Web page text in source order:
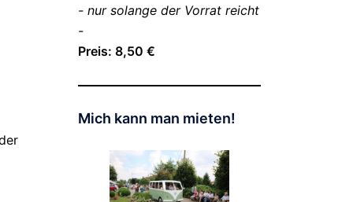
- nur solange der Vorrat reicht
-
Preis: 8,50 €
Mich kann man mieten!